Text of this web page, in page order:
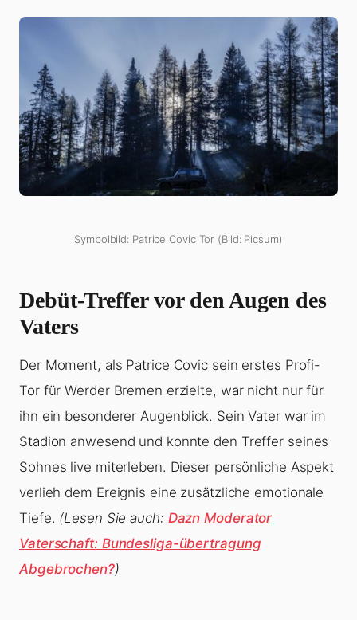
Symbolbild: Patrice Covic Tor (Bild: Picsum)
Debüt-Treffer vor den Augen des
Vaters
Der Moment, als Patrice Covic sein erstes Profi-
Tor für Werder Bremen erzielte, war nicht nur für
ihn ein besonderer Augenblick. Sein Vater war im
Stadion anwesend und konnte den Treffer seines
Sohnes live miterleben. Dieser persönliche Aspekt
verlieh dem Ereignis eine zusätzliche emotionale
Tiefe. (Lesen Sie auch: Dazn Moderator
Vaterschaft: Bundesliga-übertragung
Abgebrochen?)